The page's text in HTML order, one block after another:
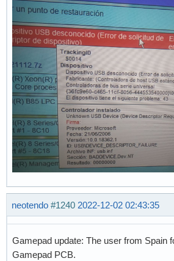
neotendo #1240 2022-12-02 02:43:35
Gamepad update: The user from Spain
Gamepad PCB.